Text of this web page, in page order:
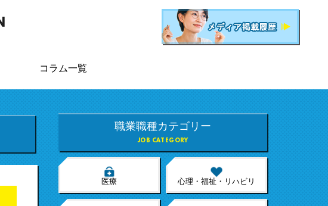
コラム一覧
職業職種カテゴリー
JOB CATEGORY
医療 心理・福祉・リハビリ